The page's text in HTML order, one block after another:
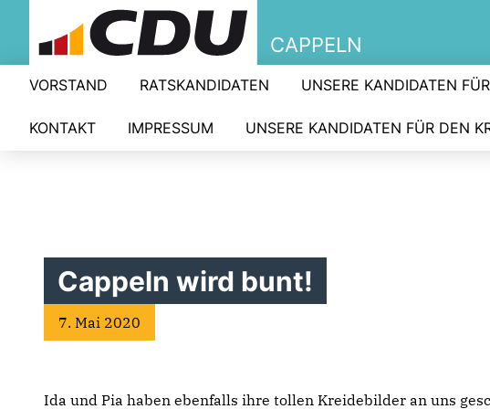
CAPPELN
VORSTAND RATSKANDIDATEN UNSERE KANDIDATEN
KONTAKT IMPRESSUM UNSERE KANDIDATEN FÜR DEN
Cappeln wird bunt!
7. Mai 2020
Ida und Pia haben ebenfalls ihre tollen Kreidebilder an uns